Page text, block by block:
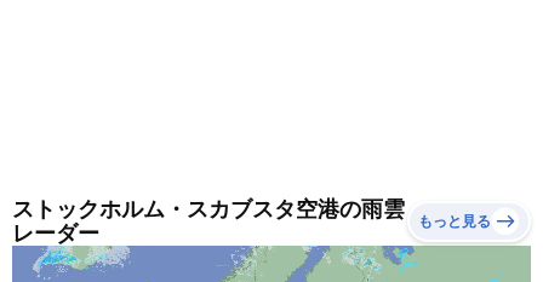
ストックホルム・スカブスタ空港の雨雲
レーダー
もっと見る